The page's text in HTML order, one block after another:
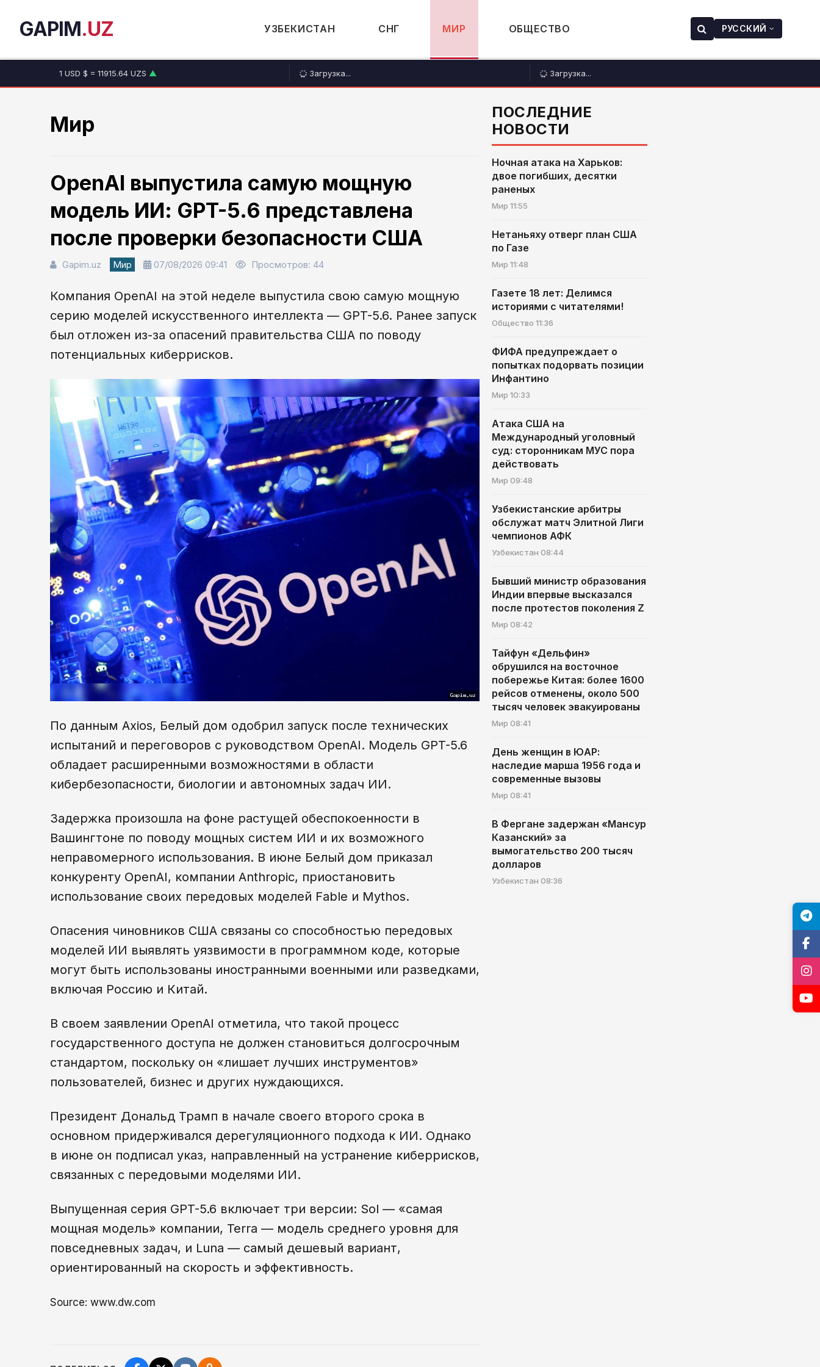
GAPIM.UZ УЗБЕКИСТАН СНГ МИР ОБЩЕСТВО РУССКИЙ
1 USD $ = 11915.64 UZS ▲
Загрузка... Загрузка...
Мир
OpenAI выпустила самую мощную
модель ИИ: GPT-5.6 представлена
после проверки безопасности США
Gapim.uz Мир 07/08/2026 09:41 Просмотров: 44
Компания OpenAI на этой неделе выпустила свою самую мощную
серию моделей искусственного интеллекта — GPT-5.6. Ранее запуск
был отложен из-за опасений правительства США по поводу
потенциальных киберрисков.
По данным Axios, Белый дом одобрил запуск после технических
испытаний и переговоров с руководством OpenAI. Модель GPT-5.6
обладает расширенными возможностями в области
кибербезопасности, биологии и автономных задач ИИ.
Задержка произошла на фоне растущей обеспокоенности в
Вашингтоне по поводу мощных систем ИИ и их возможного
неправомерного использования. В июне Белый дом приказал
конкуренту OpenAI, компании Anthropic, приостановить
использование своих передовых моделей Fable и Mythos.
Опасения чиновников США связаны со способностью передовых
моделей ИИ выявлять уязвимости в программном коде, которые
могут быть использованы иностранными военными или разведками,
включая Россию и Китай.
В своем заявлении OpenAI отметила, что такой процесс
государственного доступа не должен становиться долгосрочным
стандартом, поскольку он «лишает лучших инструментов»
пользователей, бизнес и других нуждающихся.
Президент Дональд Трамп в начале своего второго срока в
основном придерживался дерегуляционного подхода к ИИ. Однако
в июне он подписал указ, направленный на устранение киберрисков,
связанных с передовыми моделями ИИ.
Выпущенная серия GPT-5.6 включает три версии: Sol — «самая
мощная модель» компании, Terra — модель среднего уровня для
повседневных задач, и Luna — самый дешевый вариант,
ориентированный на скорость и эффективность.
Source: www.dw.com
ПОСЛЕДНИЕ
НОВОСТИ
Ночная атака на Харьков:
двое погибших, десятки
раненых
Мир 11:55
Нетаньяху отверг план США
по Газе
Мир 11:48
Газете 18 лет: Делимся
историями с читателями!
Общество 11:36
ФИФА предупреждает о
попытках подорвать позиции
Инфантино
Мир 10:33
Атака США на
Международный уголовный
суд: сторонникам МУС пора
действовать
Мир 09:48
Узбекистанские арбитры
обслужат матч Элитной Лиги
чемпионов АФК
Узбекистан 08:44
Бывший министр образования
Индии впервые высказался
после протестов поколения Z
Мир 08:42
Тайфун «Дельфин»
обрушился на восточное
побережье Китая: более 1600
рейсов отменены, около 500
тысяч человек эвакуированы
Мир 08:41
День женщин в ЮАР:
наследие марша 1956 года и
современные вызовы
Мир 08:41
В Фергане задержан «Мансур
Казанский» за
вымогательство 200 тысяч
долларов
Узбекистан 08:36